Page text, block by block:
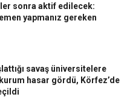
sonra aktif edilecek:
yapmanız gereken
savaş üniversitelere
kurum hasar gördü, Körfez’de